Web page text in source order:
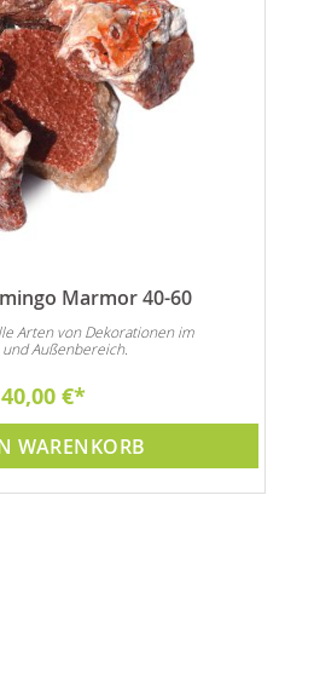
Marmor 40-60
Arten von Dekorationen im
Außenbereich.
40,00 €
WARENKORB